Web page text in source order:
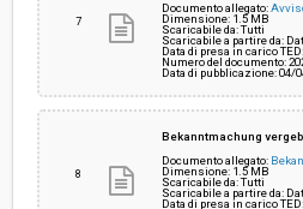
7
Documento allegato:
Dimensione: 1.5 MB
Scaricabile da: Tutti
Scaricabile a partire da:
Data di presa in carico
Numero del documento:
Data di pubblicazione: 04/
8
Bekanntmachung
Documento allegato:
Dimensione: 1.5 MB
Scaricabile da: Tutti
Scaricabile a partire da:
Data di presa in carico